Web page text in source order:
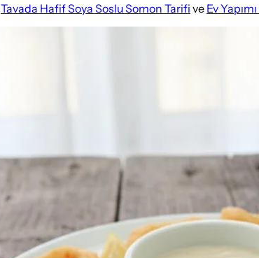
Tavada Hafif Soya Soslu Somon Tarifi ve Ev